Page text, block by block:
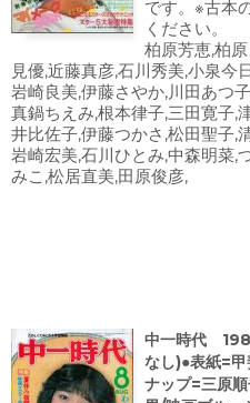
です。※古本
ください。
柏原芳恵,柏
見優,近藤真彦,石川秀美,小泉今
岩崎良美,伊藤さやか,川田あつ
真鍋ちえみ,根本律子,三田寛子,
井比佐子,伊藤つかさ,松田聖子,
岩崎宏美,石川ひとみ,中森明菜,
みこ,松居直美,田原俊彦,
中一時代
なし)●表紙=
ナップ=三原